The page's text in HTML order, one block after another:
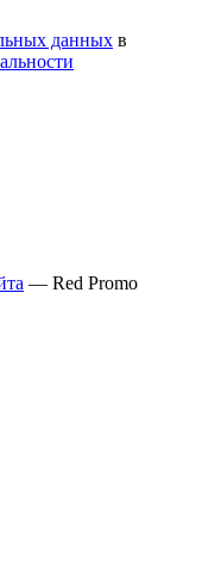
данных в
— Red Promo